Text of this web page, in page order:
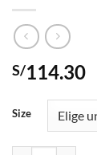
S/114.30
Size